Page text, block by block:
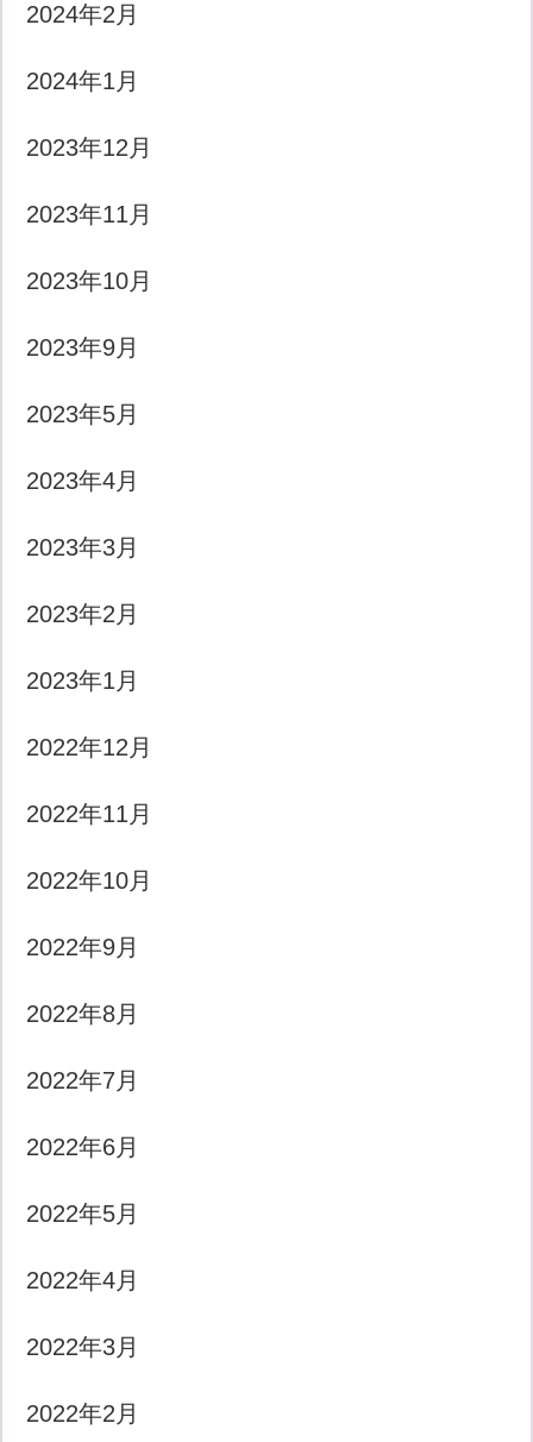
2024年2月
2024年1月
2023年12月
2023年11月
2023年10月
2023年9月
2023年5月
2023年4月
2023年3月
2023年2月
2023年1月
2022年12月
2022年11月
2022年10月
2022年9月
2022年8月
2022年7月
2022年6月
2022年5月
2022年4月
2022年3月
2022年2月